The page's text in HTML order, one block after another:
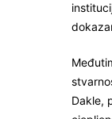
Dakle,